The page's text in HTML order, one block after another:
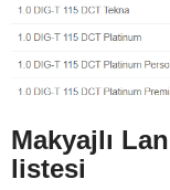
Makyajlı
listesi